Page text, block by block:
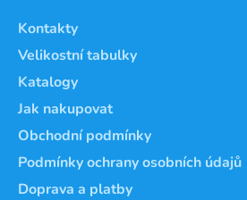
Kontakty
Velikostní tabulky
Katalogy
Jak nakupovat
Obchodní podmínky
Podmínky ochrany osobních údajů
Doprava a platby